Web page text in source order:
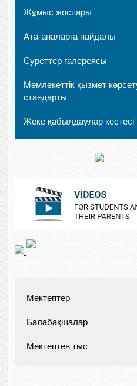
Жұмыс жоспары
Ата-аналарға пайдалы
Суреттер галереясы
Мемлекеттік қызмет
стандарты
Жеке қабылдаулар кестесі
Мектептер
Балабақшалар
Мектептен тыс